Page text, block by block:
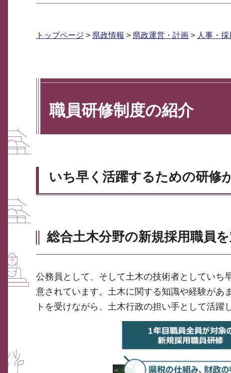
トップページ > 県政情報 > 県政運営・計画 > 人事・採
職員研修制度の紹介
いち早く活躍するための研修
総合土木分野の新規採用職員
公務員として、そして土木の技術者としていち
意されています。土木に関する知識や経験があ
トを受けながら、土木行政の担い手として活躍